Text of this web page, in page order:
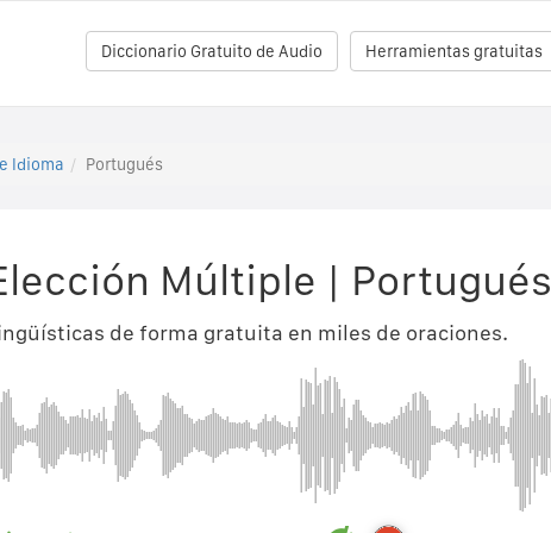
Herramientas gratuitas
Diccionario Gratuito de Audio
Idioma Portugués
Múltiple | Portugués
de forma gratuita en miles de oraciones.